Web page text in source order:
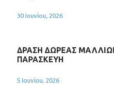
30 Ιουνίου, 2026
ΔΡΑΣΗ ΔΩΡΕΑΣ
ΠΑΡΑΣΚΕΥΗ
5 Ιουνίου, 2026